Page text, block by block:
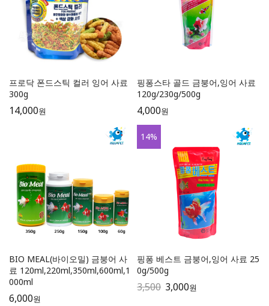
프로닥 폰드스틱 컬러 잉어 사료
300g
14,000원
핑퐁스타 골드 금붕어,잉어 사료
120g/230g/500g
4,000원
BIO MEAL(바이오밀) 금붕어 사
료 120ml,220ml,350ml,600ml,1
000ml
6,000원
14%
핑퐁 베스트 금붕어,잉어 사료 25
0g/500g
3,500 3,000원